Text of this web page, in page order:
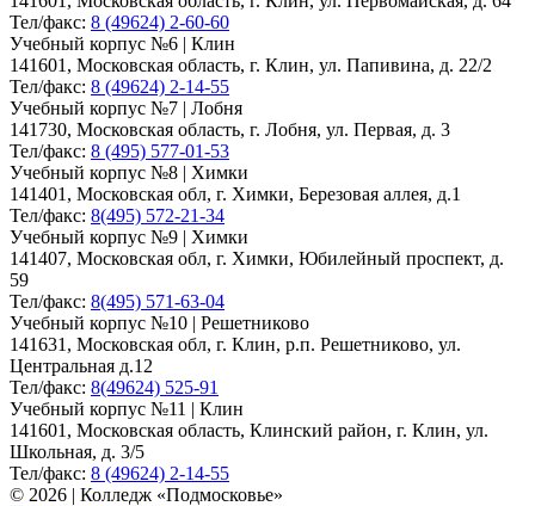
Тел/факс: 8 (49624) 2-60-60
Учебный корпус №6 | Клин
141601, Московская область, г. Клин, ул. Папивина, д. 22/2
Тел/факс: 8 (49624) 2-14-55
Учебный корпус №7 | Лобня
141730, Московская область, г. Лобня, ул. Первая, д. 3
Тел/факс: 8 (495) 577-01-53
Учебный корпус №8 | Химки
141401, Московская обл, г. Химки, Березовая аллея, д.1
Тел/факс: 8(495) 572-21-34
Учебный корпус №9 | Химки
141407, Московская обл, г. Химки, Юбилейный проспект, д.
59
Тел/факс: 8(495) 571-63-04
Учебный корпус №10 | Решетниково
141631, Московская обл, г. Клин, р.п. Решетниково, ул.
Центральная д.12
Тел/факс: 8(49624) 525-91
Учебный корпус №11 | Клин
141601, Московская область, Клинский район, г. Клин, ул.
Школьная, д. 3/5
Тел/факс: 8 (49624) 2-14-55
© 2026 | Колледж «Подмосковье»